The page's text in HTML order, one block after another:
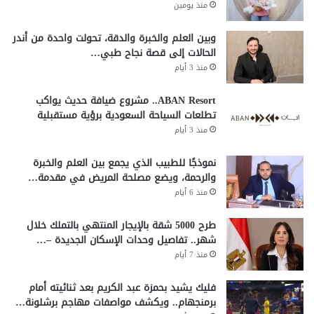
منذ يومين
وبين العلم والخبرة والدقة، تحولت واحدة من أندر
الحالات إلى قصة نجاح طبي…
منذ 3 أيام
ABAN Resort.. مشروع ضيافة حديث يواكب
تطلعات السياحة السعودية برؤية مستقبلية
منذ 3 أيام
نموذجًا للطبيب الذي يجمع بين العلم والخبرة
والرحمة، ويضع مصلحة المريض في مقدمة…
منذ 6 أيام
طرح 5000 شقة بالإيجار المنتهي بالتملك خلال
شهر.. تفاصيل وحدات الإسكان الجديدة –…
منذ 7 أيام
فليك يشيد بحمزة عبد الكريم بعد ثنائيته أمام
برمنجهام.. ويكشف مواصفات مهاجم برشلونة…